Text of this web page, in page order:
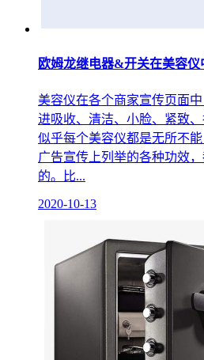
欧姆龙继电器&开关在美容
美容仪在各个商家宣传页面
进吸收、清洁、小脸、紧致
似乎每个美容仪都是无所不
广告宣传上列举的各种功效
的。比...
2020-10-13